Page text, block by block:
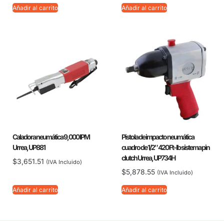
Añadir al carrito Añadir al carrito
Caladora neumática 9,000 IPM
Urrea, UP881
$3,651.51 (IVA Incluido)
Añadir al carrito
Pistola de impacto neumática
cuadro de 1/2″ 420 Ft-lb sistema pin
clutch Urrea, UP734H
$5,878.55 (IVA Incluido)
Añadir al carrito